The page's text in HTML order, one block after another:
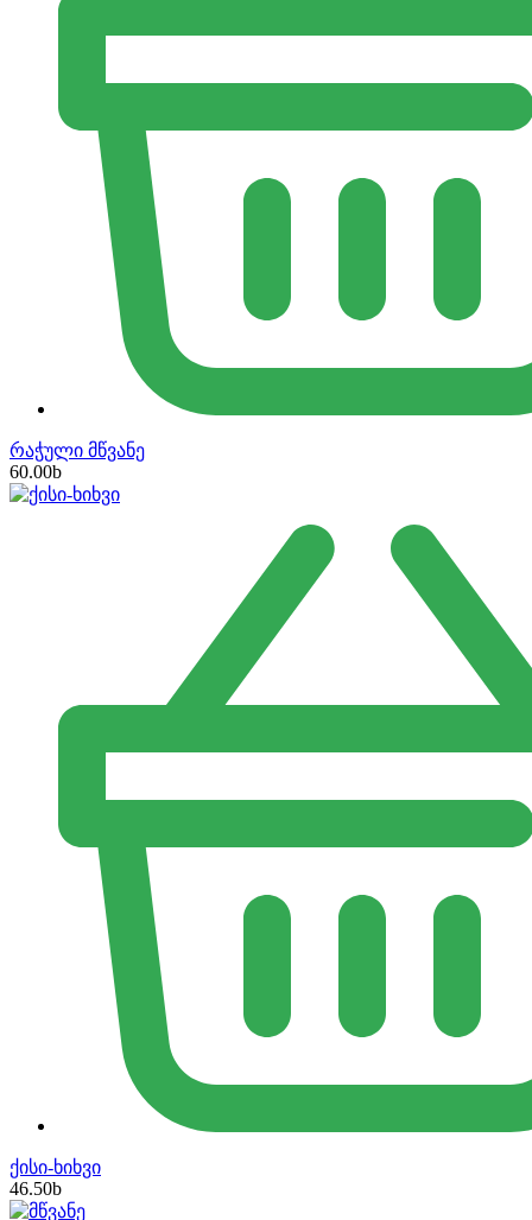
რაჭული მწვანე
60.00b
ქისი-ხიხვი
46.50b